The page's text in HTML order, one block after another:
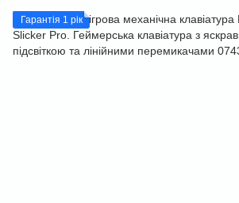
Гарантія 1 рік